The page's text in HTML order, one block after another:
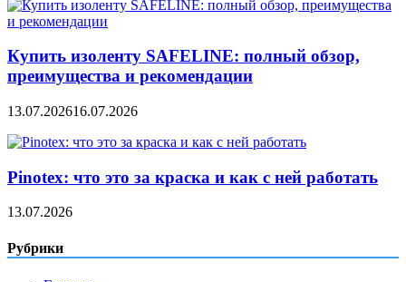
Купить изоленту SAFELINE: полный обзор,
преимущества и рекомендации
13.07.202616.07.2026
Pinotex: что это за краска и как с ней работать
13.07.2026
Рубрики